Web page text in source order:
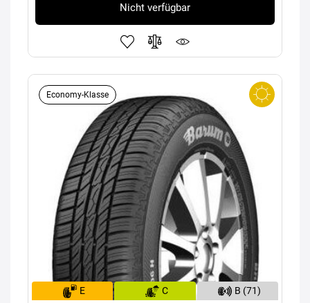
Nicht verfügbar
Economy-Klasse
E C B (71)